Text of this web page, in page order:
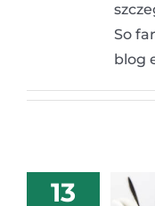
So
blog
13